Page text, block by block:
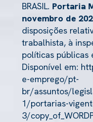
BRASIL. Portaria
novembro de
disposições
trabalhista, à
políticas públicas
Disponível em:
e-emprego/pt-
br/assuntos/
1/portarias-
3/